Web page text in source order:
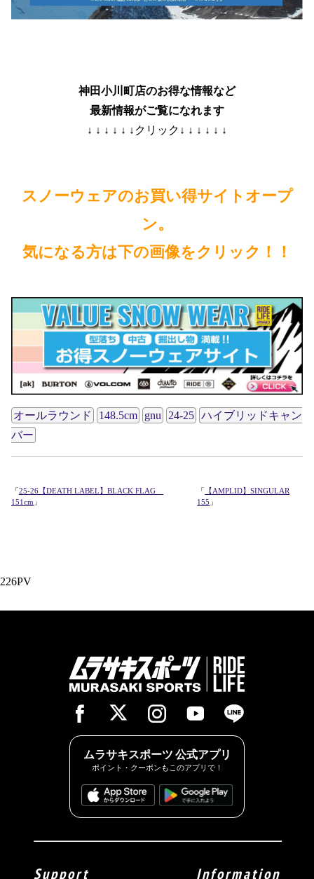
神田小川町店のお得な情報など
最新情報がご覧になれます
↓ ↓ ↓ ↓ ↓ ↓クリック↓ ↓ ↓ ↓ ↓ ↓
スノーウェアのお買い得サイトオープ
ン。
気になる方は下の画像をクリック！！
オールラウンド 148.5cm gnu 24-25 ハイブリッドキャン
バー
「25-26【DEATH LABEL】BLACK FLAG
151cm 」
「 【AMPLID】SINGULAR
155 」
226PV
ムラサキスポーツ 公式アプリ
ポイント・クーポンもこのアプリで！
Support Information